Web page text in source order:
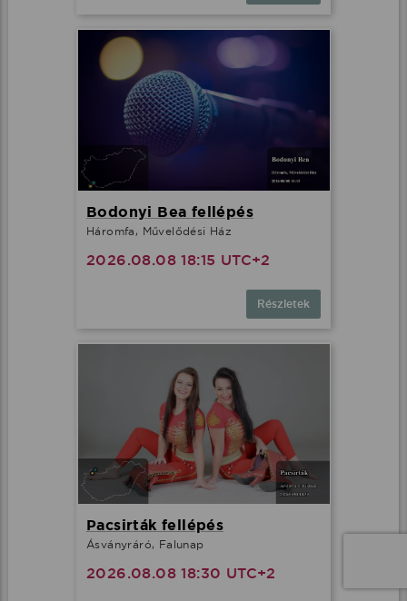
Bodonyi Bea fellépés
Háromfa, Művelődési Ház
2026.08.08 18:15 UTC+2
Részletek
Pacsirták fellépés
Ásványráró, Falunap
2026.08.08 18:30 UTC+2